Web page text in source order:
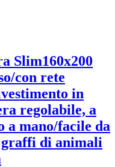
Slim160x200
con rete
in
regolabile, a
a mano/facile da
graffi di animali